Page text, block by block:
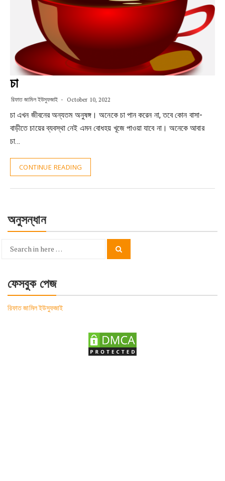
চা
রিফাত জামিল ইউসুফজাই October 10, 2022
চা এখন জীবনের অন্যতম অনুষঙ্গ। অনেকে চা পান করেন না, তবে কোন বাসা-
বাড়ীতে চায়ের ব্যবস্থা নেই এমন বোধহয় খূজে পাওয়া যাবে না। অনেকে আবার
চা…
CONTINUE READING
অনুসন্ধান
Search
ফেসবুক পেজ
রিফাত জামিল ইউসুফজাই